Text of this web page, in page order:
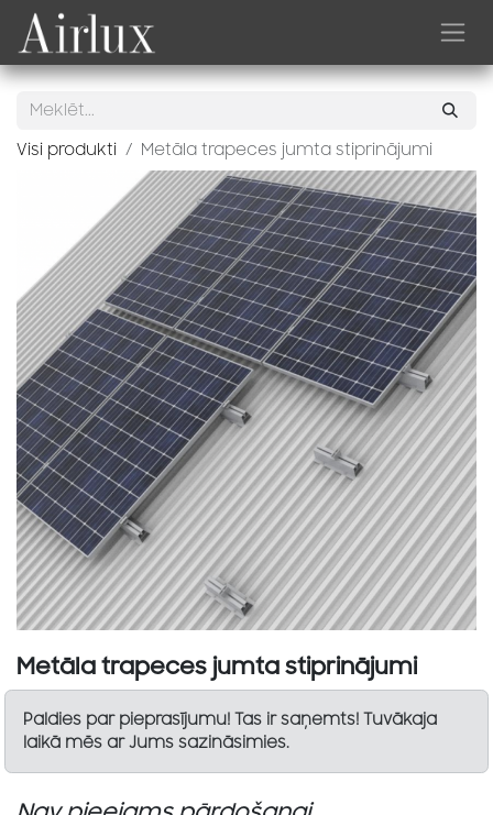
Skip to Content
Visi produkti Metāla trapeces jumta stiprinājumi
Metāla trapeces jumta stiprinājumi
Paldies par pieprasījumu! Tas ir saņemts! Tuvākaja
laikā mēs ar Jums sazināsimies.